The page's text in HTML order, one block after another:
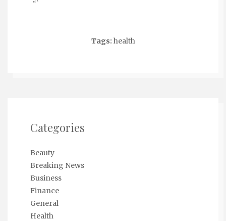
“`
Tags: health
Categories
Beauty
Breaking News
Business
Finance
General
Health